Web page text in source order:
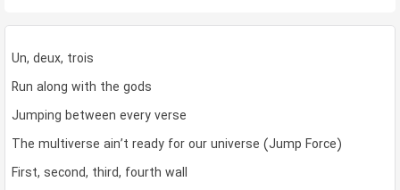
Un, deux, trois
Run along with the gods
Jumping between every verse
The multiverse ain’t ready for our universe (Jump Force)
First, second, third, fourth wall